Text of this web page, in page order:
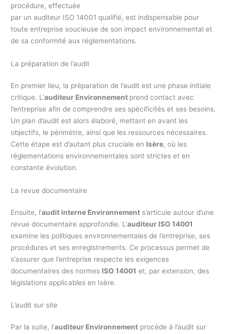
procédure, effectuée
par un auditeur ISO 14001 qualifié, est indispensable pour
toute entreprise soucieuse de son impact environnemental et
de sa conformité aux réglementations.
La préparation de l’audit
En premier lieu, la préparation de l’audit est une phase initiale
critique. L’auditeur Environnement prend contact avec
l’entreprise afin de comprendre ses spécificités et ses besoins.
Un plan d’audit est alors élaboré, mettant en avant les
objectifs, le périmètre, ainsi que les ressources nécessaires.
Cette étape est d’autant plus cruciale en Isère, où les
réglementations environnementales sont strictes et en
constante évolution.
La revue documentaire
Ensuite, l’audit interne Environnement s’articule autour d’une
revue documentaire approfondie. L’auditeur ISO 14001
examine les politiques environnementales de l’entreprise, ses
procédures et ses enregistrements. Ce processus permet de
s’assurer que l’entreprise respecte les exigences
documentaires des normes ISO 14001 et, par extension, des
législations applicables en Isère.
L’audit sur site
Par la suite, l’auditeur Environnement procède à l’audit sur